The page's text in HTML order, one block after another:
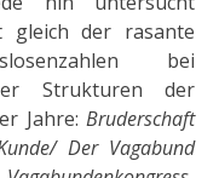
gleich der rasante
bei
Strukturen der
Jahre: Bruderschaft
Der Vagabund